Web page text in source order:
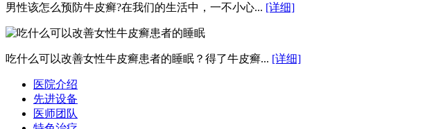
男性该怎么预防牛皮癣?在我们的生活中，一不小心... [详细]
吃什么可以改善女性牛皮癣患者的睡眠？得了牛皮癣... [详细]
医院介绍
先进设备
医师团队